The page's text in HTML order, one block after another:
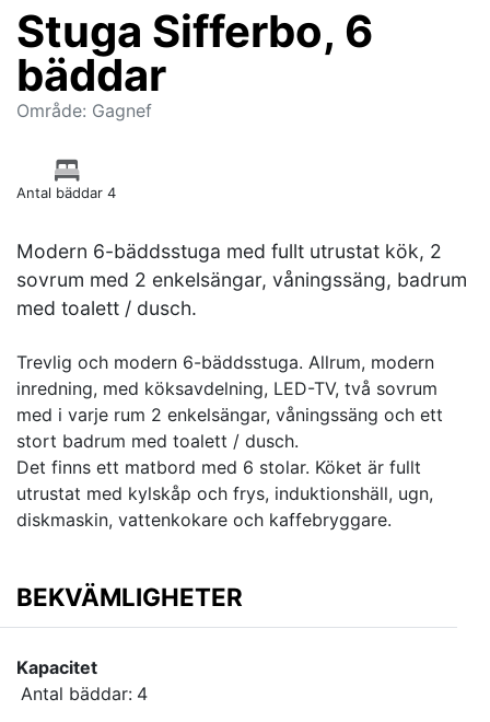
Stuga Sifferbo, 6
bäddar
Område: Gagnef
Antal bäddar 4
Modern 6-bäddsstuga med fullt utrustat kök, 2
sovrum med 2 enkelsängar, våningssäng, badrum
med toalett / dusch.
Trevlig och modern 6-bäddsstuga. Allrum, modern
inredning, med köksavdelning, LED-TV, två sovrum
med i varje rum 2 enkelsängar, våningssäng och ett
stort badrum med toalett / dusch.
Det finns ett matbord med 6 stolar. Köket är fullt
utrustat med kylskåp och frys, induktionshäll, ugn,
diskmaskin, vattenkokare och kaffebryggare.
BEKVÄMLIGHETER
Kapacitet
Antal bäddar: 4